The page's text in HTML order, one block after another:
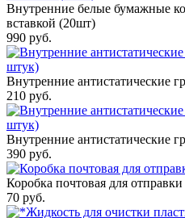
Внутренние белые бумажные
вставкой (20шт)
990 руб.
Внутренние антистатические
210 руб.
Внутренние антистатические
390 руб.
Коробка почтовая для
70 руб.